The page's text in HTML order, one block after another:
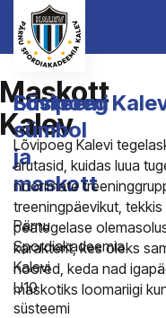
Maskott
Kalev
Süsteemi
sümbol
ja
maskott
Pärnu
Spordiakadeemia
Kalevi
U10
süsteemi
Lõvipoeg
Lõvipoeg Kalevi
arutasid, kuidas luua
noorimate
treeningpäevikut,
peategelase
karakterit, kes oleks
noored, keda nad
maskotiks loomariigi